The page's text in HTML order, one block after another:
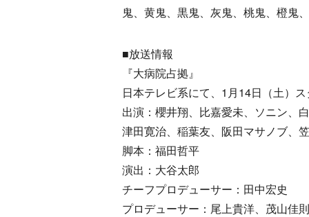
鬼、黄鬼、黒鬼、灰鬼、桃鬼、橙鬼
■放送情報
『大病院占拠』
日本テレビ系にて、1月14日（土）
出演：櫻井翔、比嘉愛未、ソニン、
津田寛治、稲葉友、阪田マサノブ、
脚本：福田哲平
演出：大谷太郎
チーフプロデューサー：田中宏史
プロデューサー：尾上貴洋、茂山佳則